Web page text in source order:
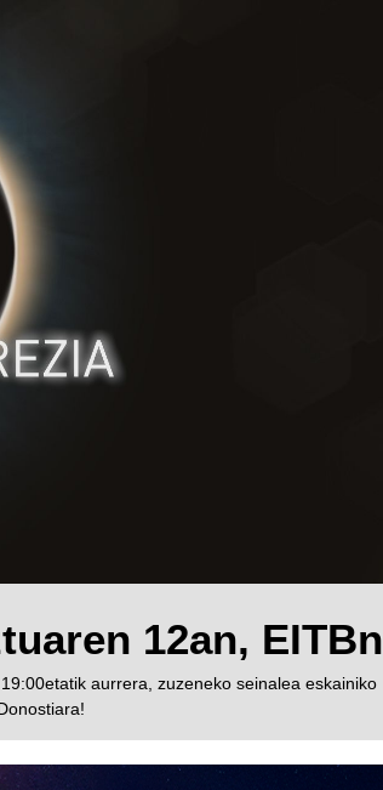
12an, EITBn
aurrera, zuzeneko seinalea eskainiko